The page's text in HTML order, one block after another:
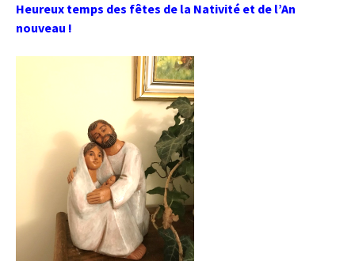
Heureux temps des fêtes de la Nativité et de l’An
nouveau !